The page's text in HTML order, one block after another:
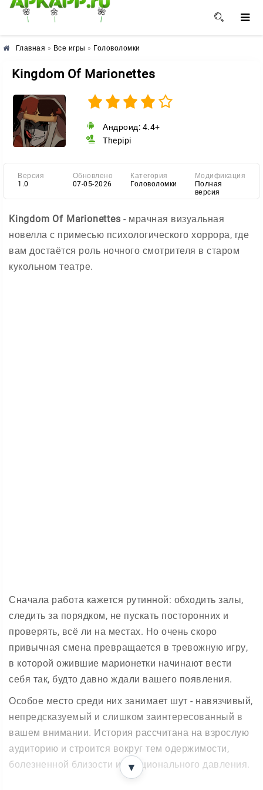
🌸 🌼 🌺
Главная » Все игры » Головоломки
Kingdom Of Marionettes
Андроид: 4.4+
Thepipi
Версия
1.0
Обновлено
07-05-2026
Категория
Головоломки
Модификация
Полная
версия
Kingdom Of Marionettes - мрачная визуальная
новелла с примесью психологического хоррора, где
вам достаётся роль ночного смотрителя в старом
кукольном театре.
Сначала работа кажется рутинной: обходить залы,
следить за порядком, не пускать посторонних и
проверять, всё ли на местах. Но очень скоро
привычная смена превращается в тревожную игру,
в которой ожившие марионетки начинают вести
себя так, будто давно ждали вашего появления.
Особое место среди них занимает шут - навязчивый,
непредсказуемый и слишком заинтересованный в
вашем внимании. История рассчитана на взрослую
аудиторию и строится вокруг тем одержимости,
болезненной близости и эмоционального давления.
▼